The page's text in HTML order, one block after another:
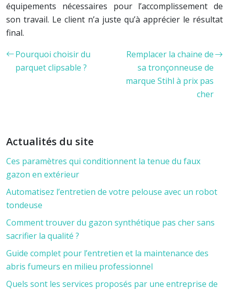
équipements nécessaires pour l’accomplissement de
son travail. Le client n’a juste qu’à apprécier le résultat
final.
Pourquoi choisir du
parquet clipsable ?
Remplacer la chaine de
sa tronçonneuse de
marque Stihl à prix pas
cher
Actualités du site
Ces paramètres qui conditionnent la tenue du faux
gazon en extérieur
Automatisez l’entretien de votre pelouse avec un robot
tondeuse
Comment trouver du gazon synthétique pas cher sans
sacrifier la qualité ?
Guide complet pour l’entretien et la maintenance des
abris fumeurs en milieu professionnel
Quels sont les services proposés par une entreprise de